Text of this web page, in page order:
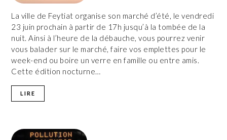
La ville de Feytiat organise son marché d’été, le vendredi
23 juin prochain à partir de 17h jusqu’à la tombée de la
nuit. Ainsi à l’heure de la débauche, vous pourrez venir
vous balader sur le marché, faire vos emplettes pour le
week-end ou boire un verre en famille ou entre amis.
Cette édition nocturne…
LIRE